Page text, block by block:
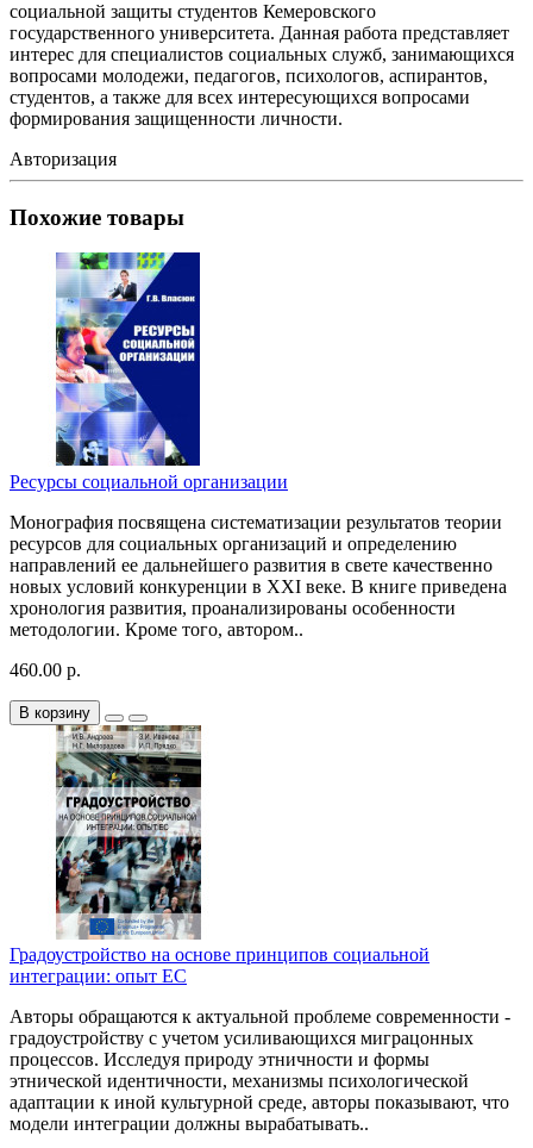
социальной защиты студентов Кемеровского
государственного университета. Данная работа представляет
интерес для специалистов социальных служб, занимающихся
вопросами молодежи, педагогов, психологов, аспирантов,
студентов, а также для всех интересующихся вопросами
формирования защищенности личности.
Авторизация
Похожие товары
Ресурсы социальной организации
Монография посвящена систематизации результатов теории
ресурсов для социальных организаций и определению
направлений ее дальнейшего развития в свете качественно
новых условий конкуренции в ХХI веке. В книге приведена
хронология развития, проанализированы особенности
методологии. Кроме того, автором..
460.00 р.
В корзину
Градоустройство на основе принципов социальной
интеграции: опыт ЕС
Авторы обращаются к актуальной проблеме современности -
градоустройству с учетом усиливающихся миграцонных
процессов. Исследуя природу этничности и формы
этнической идентичности, механизмы психологической
адаптации к иной культурной среде, авторы показывают, что
модели интеграции должны вырабатывать..